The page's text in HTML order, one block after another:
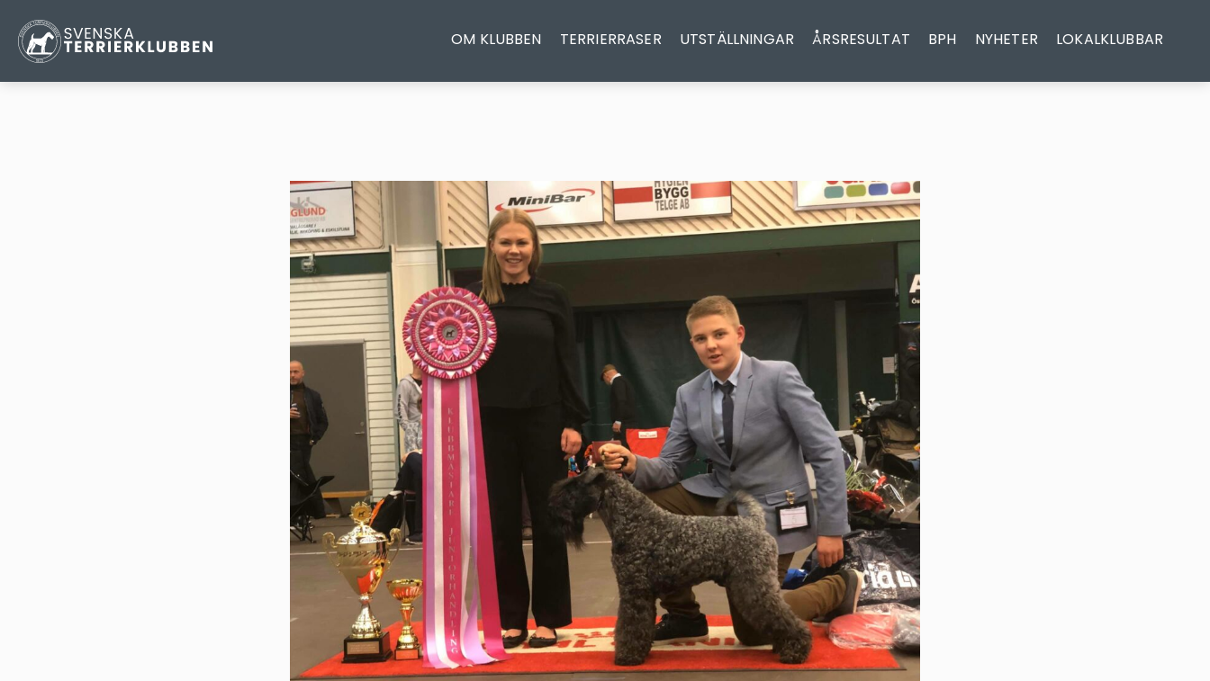
OM KLUBBEN TERRIERRASER UTSTÄLLNINGAR ÅRSRESULTAT BPH NYHETER LOKALKLUBBAR